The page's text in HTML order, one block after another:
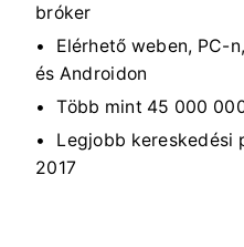
bróker
Elérhető weben, PC-
és Androidon
Több mint 45 000
Legjobb kereskedési
2017